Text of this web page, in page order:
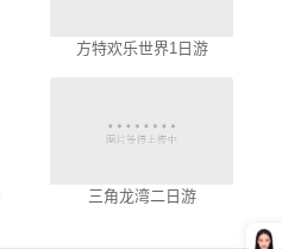
方特欢乐世界1日游
三角龙湾二日游